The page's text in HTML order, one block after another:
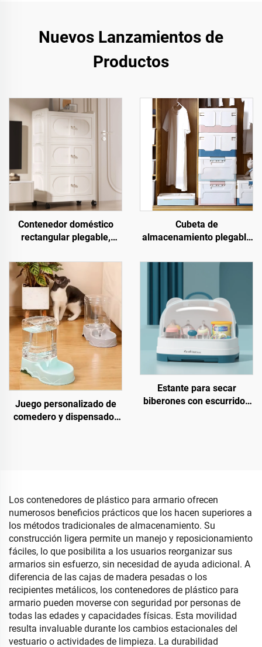
Nuevos Lanzamientos de
Productos
Contenedor doméstico
rectangular plegable,
de estilo sencillo y gran
capacidad, hecho de
plástico PP
Cubeta de
almacenamiento plegable
minimalista, rectangular,
oficina
Juego personalizado de
comedero y dispensador
plástico
Estante para secar
biberones con escurridor,
Los contenedores de plástico para armario ofrecen
numerosos beneficios prácticos que los hacen superiores a
los métodos tradicionales de almacenamiento. Su
construcción ligera permite un manejo y reposicionamiento
fáciles, lo que posibilita a los usuarios reorganizar sus
armarios sin esfuerzo, sin necesidad de ayuda adicional. A
diferencia de las cajas de madera pesadas o los
recipientes metálicos, los contenedores de plástico para
armario pueden moverse con seguridad por personas de
todas las edades y capacidades físicas. Esta movilidad
resulta invaluable durante los cambios estacionales del
vestuario o actividades de limpieza. La durabilidad